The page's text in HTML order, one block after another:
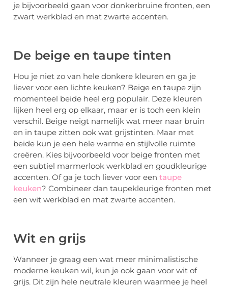
je bijvoorbeeld gaan voor donkerbruine fronten, een
zwart werkblad en mat zwarte accenten.
De beige en taupe tinten
Hou je niet zo van hele donkere kleuren en ga je
liever voor een lichte keuken? Beige en taupe zijn
momenteel beide heel erg populair. Deze kleuren
lijken heel erg op elkaar, maar er is toch een klein
verschil. Beige neigt namelijk wat meer naar bruin
en in taupe zitten ook wat grijstinten. Maar met
beide kun je een hele warme en stijlvolle ruimte
creëren. Kies bijvoorbeeld voor beige fronten met
een subtiel marmerlook werkblad en goudkleurige
accenten. Of ga je toch liever voor een taupe
keuken? Combineer dan taupekleurige fronten met
een wit werkblad en mat zwarte accenten.
Wit en grijs
Wanneer je graag een wat meer minimalistische
moderne keuken wil, kun je ook gaan voor wit of
grijs. Dit zijn hele neutrale kleuren waarmee je heel